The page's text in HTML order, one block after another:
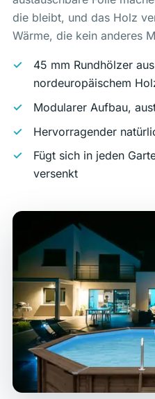
die bleibt, und das Holz
Wärme, die kein anderes
45 mm Rundhölzer
nordeuropäischem
Modularer Aufbau,
Hervorragender
Fügt sich in jeden
versenkt